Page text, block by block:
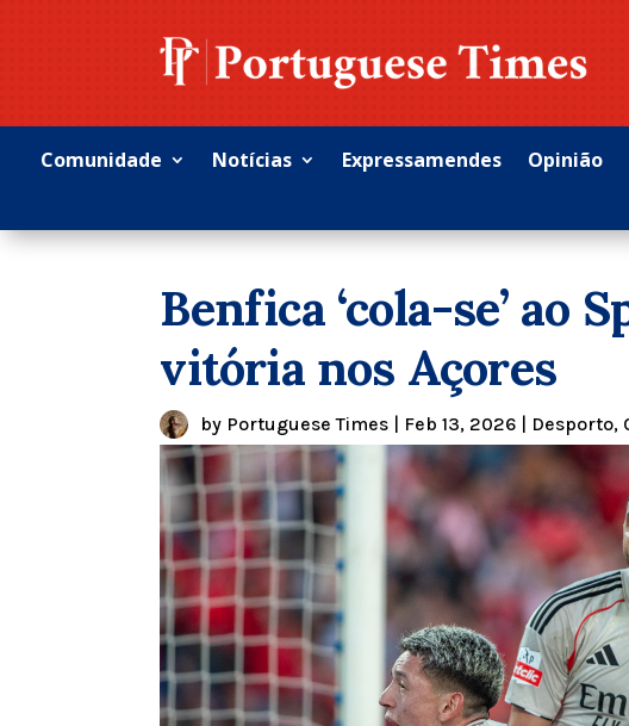
Comunidade Notícias Expressamendes Opinião
Benfica ‘cola-se’ ao
vitória nos Açores
by Portuguese Times Feb 13, 2026 Desporto,